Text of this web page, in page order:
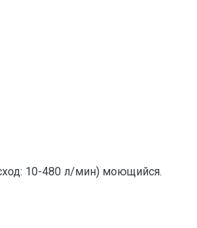
10-480 л/мин) моющийся.